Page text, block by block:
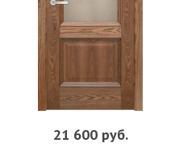
21 600 руб.